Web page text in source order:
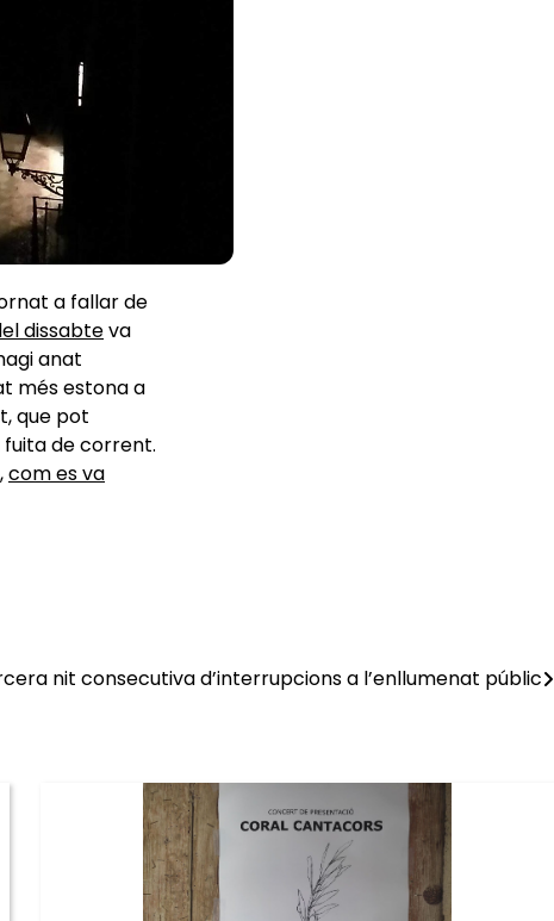
a fallar de
dissabteva
anat
més estona a
que pot
de corrent.
com es va
nit consecutiva d’interrupcions a l’enllumenat públic